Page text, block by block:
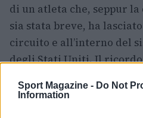
Sport Magazine - Do Not
Information
di un atleta che, seppur
sia stata breve, ha
circuito e all’interno del
degli Stati Uniti. Il
ancorato a risultati
Coppa Europa e a una